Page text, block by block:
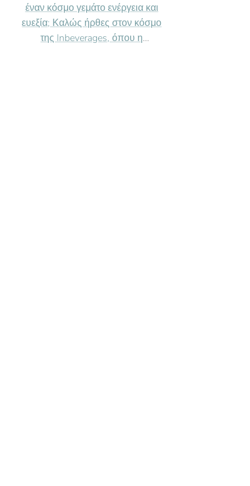
έναν κόσμο γεμάτο ενέργεια και
ευεξία; Καλώς ήρθες στον κόσμο
της Inbeverages, όπου η